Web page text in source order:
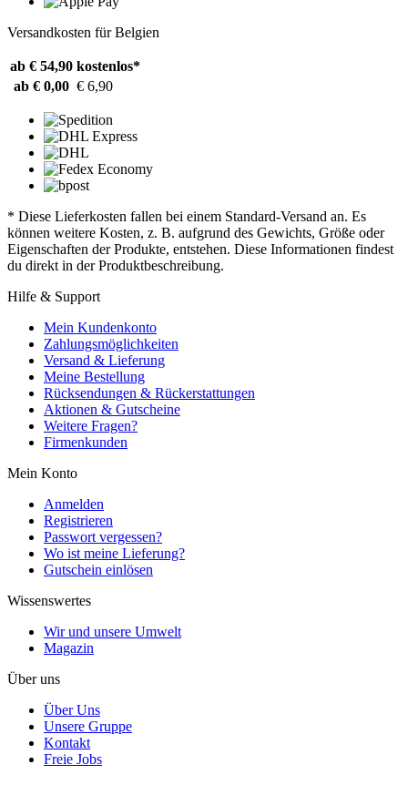
Versandkosten für Belgien
ab € 54,90 kostenlos*
ab € 0,00 € 6,90
* Diese Lieferkosten fallen bei einem Standard-Versand an. Es
können weitere Kosten, z. B. aufgrund des Gewichts, Größe oder
Eigenschaften der Produkte, entstehen. Diese Informationen findest
du direkt in der Produktbeschreibung.
Hilfe & Support
Mein Kundenkonto
Zahlungsmöglichkeiten
Versand & Lieferung
Meine Bestellung
Rücksendungen & Rückerstattungen
Aktionen & Gutscheine
Weitere Fragen?
Firmenkunden
Mein Konto
Anmelden
Registrieren
Passwort vergessen?
Wo ist meine Lieferung?
Gutschein einlösen
Wissenswertes
Wir und unsere Umwelt
Magazin
Über uns
Über Uns
Unsere Gruppe
Kontakt
Freie Jobs